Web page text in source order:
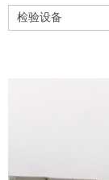
检验设备